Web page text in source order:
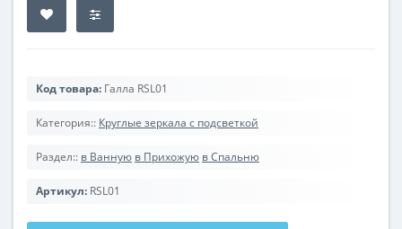
Код товара: Галла RSL01
Категория:: Круглые зеркала с подсветкой
Раздел:: в Ванную в Прихожую в Спальню
Артикул: RSL01